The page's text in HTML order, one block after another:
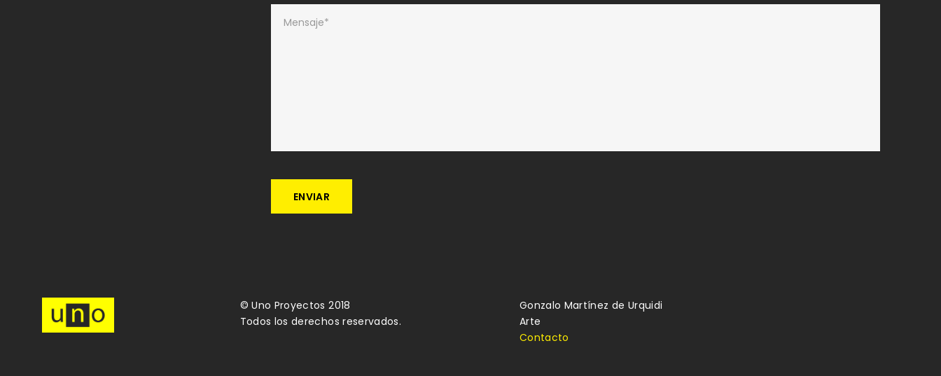
© Uno Proyectos 2018
Todos los derechos reservados.
Gonzalo Martínez de Urquidi
Arte
Contacto